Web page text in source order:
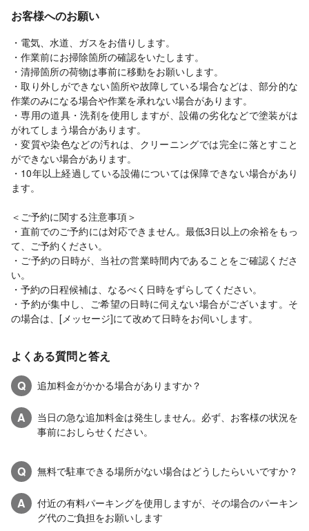
お客様へのお願い
・電気、水道、ガスをお借りします。
・作業前にお掃除箇所の確認をいたします。
・清掃箇所の荷物は事前に移動をお願いします。
・取り外しができない箇所や故障している場合などは、部分的な
作業のみになる場合や作業を承れない場合があります。
・専用の道具・洗剤を使用しますが、設備の劣化などで塗装がは
がれてしまう場合があります。
・変質や染色などの汚れは、クリーニングでは完全に落とすこと
ができない場合があります。
・10年以上経過している設備については保障できない場合があり
ます。
＜ご予約に関する注意事項＞
・直前でのご予約には対応できません。最低3日以上の余裕をもっ
て、ご予約ください。
・ご予約の日時が、当社の営業時間内であることをご確認くださ
い。
・予約の日程候補は、なるべく日時をずらしてください。
・予約が集中し、ご希望の日時に伺えない場合がございます。そ
の場合は、[メッセージ]にて改めて日時をお伺いします。
よくある質問と答え
Q
追加料金がかかる場合がありますか？
A
当日の急な追加料金は発生しません。必ず、お客様の状況を
事前におしらせください。
Q 無料で駐車できる場所がない場合はどうしたらいいですか？
A
付近の有料パーキングを使用しますが、その場合のパーキン
グ代のご負担をお願いします